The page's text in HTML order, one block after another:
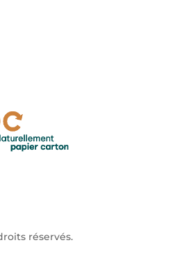
réservés.